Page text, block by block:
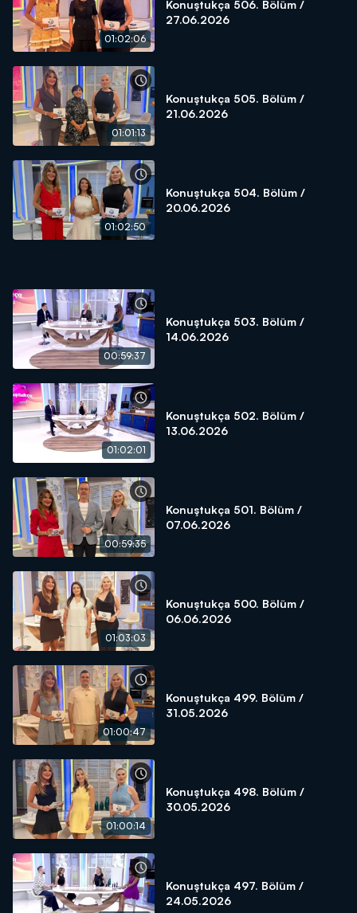
01:02:06
Konuştukça 506. Bölüm /
27.06.2026
01:01:13
Konuştukça 505. Bölüm /
21.06.2026
01:02:50
Konuştukça 504. Bölüm /
20.06.2026
00:59:37
Konuştukça 503. Bölüm /
14.06.2026
01:02:01
Konuştukça 502. Bölüm /
13.06.2026
00:59:35
Konuştukça 501. Bölüm /
07.06.2026
01:03:03
Konuştukça 500. Bölüm /
06.06.2026
01:00:47
Konuştukça 499. Bölüm /
31.05.2026
01:00:14
Konuştukça 498. Bölüm /
30.05.2026
Konuştukça 497. Bölüm /
24.05.2026